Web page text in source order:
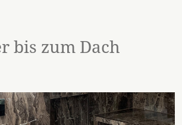
bis zum Dach